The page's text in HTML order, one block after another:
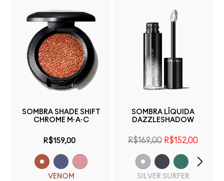
SOMBRA SHADE SHIFT
CHROME M·A·C
R$159,00
VENOM
SOMBRA LÍQUIDA
DAZZLESHADOW
R$169,00 R$152,00
SILVER SURFER